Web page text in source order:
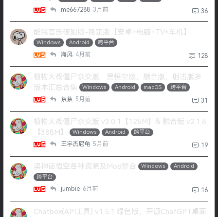
me667288 3月前 36
酷我音乐破姐版-稳定版【安卓+电脑+TV+车机】
Windows Android 跨平台
海风 4月前 128
植物大战僵尸杂交版，黑悟空版，融合版，射击版多
版本汇总合集
Windows Android macOS 跨平台
茶茶 5月前 31
植物大战僵尸杂交版 v3.0.1【125M】& 融合版 v2.1.6
【388M】
Windows Android 跨平台
王宇杰尼龟 5月前 19
黑神话悟空各种资源及Mod整合 Windows
Android
跨平台
jumbie 6月前 16
Chatbox(API工具) v1.5.1 绿色版，开源ChatGPT桌面